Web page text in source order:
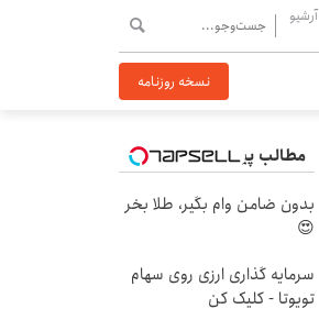
آرشیو
نسخه روزنامه
مطالب پیشنهادی
بدون ضامن وام بگیر، طلا بخر
😍
سرمایه گذاری ارزی روی سهام
تویوتا - کلیک کن